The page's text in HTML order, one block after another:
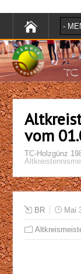
vom
TC-Holzgünz
BR Mai